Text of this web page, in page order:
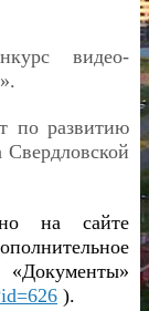
видео-
по развитию
Свердловской
на сайте
).